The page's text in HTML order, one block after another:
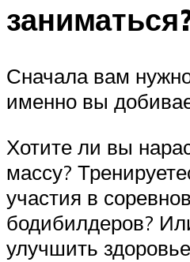
Сначала вам
именно вы
Хотите ли вы
массу?
участия в
бодибилдеров?
улучшить